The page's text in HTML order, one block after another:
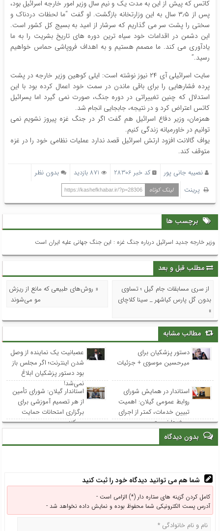
کاتس که پیش از این به مدت یک و نیم سال وزیر امور خارجه اسرائیل بود،
پس از ۳٫۵ سال به این وزارتخانه بازگشت. او گفت “ما لحظات دردناک و
سختی را پشت سر می گذاریم که سرشار از امید به بسیج کل کشور است.
این دشمن در اقدامات خود سیاه ترین دوره های تاریخ بشریت را به ما
یادآوری می کند. ما مصمم هستیم و به اهداف فروپاشی حماس خواهیم
رسید.”
سایت اسرائیلی آی ۲۴ نیوز نوشته است: ایلی کوهین وزیر خارجه در پشت
پرده فشارهایی را برای باقی ماندن در سمت خود اعمال کرده بود با این
استدلال که چنین تغییراتی در دوره جنگ، صورت نمی گیرد اما یسرائیل
کاتس اعتراض کرد و در نتیجه، جابجایی انجام شد.
همزمان، وزیر دفاع اسرائیل هم گفت اگر در جنگ غزه پیروز نشویم نمی
توانیم در خاورمیانه زندگی کنیم.
یواف گالانت افزود ارتش اسرائیل قصد ندارد عملیات نظامی خود را در غزه
متوقف کند.
نصیبه جانی پور کد خبر 28306 871 بازدید
بدون نظر
پرینت
لینک کوتاه https://kashefkhabar.ir/?p=28306
برچسب ها
وزیر خارجه جدید اسرائیل درباره جنگ غزه :‌ این جنگ جهانی علیه ایران است
مطلب قبل و بعد
از سری مسابقات جام گیل ؛ تساوی
بدون گل پارس کیاشهر _ سینا کلاچای
»
« روش‌های طبیعی که مانع از ریزش
مو می‌شوند
مطالب مشابه
دستور پزشکیان برای
میرحسین موسوی + جزئیات
عصبانیت یک نماینده از وصل
شدن اینترنت؛ اگر مجلس باز
بود دستور پزشکیان ابلاغ
نمی‌شد!
استاندار در همایش شورای
روابط عمومی‌ گیلان: اهمیت
تبیین خدمات، کمتر از اجرای
پروژه‌ها نیست
استاندار گیلان: شورای تأمین
از هر تصمیم آموزشی برای
برگزاری امتحانات حمایت
می‌کند
بدون دیدگاه
شما هم می توانید دیدگاه خود را ثبت کنید
کامل کردن گزینه های ستاره دار (*) الزامی است -
آدرس پست الکترونیکی شما محفوظ بوده و نمایش داده نخواهد شد -